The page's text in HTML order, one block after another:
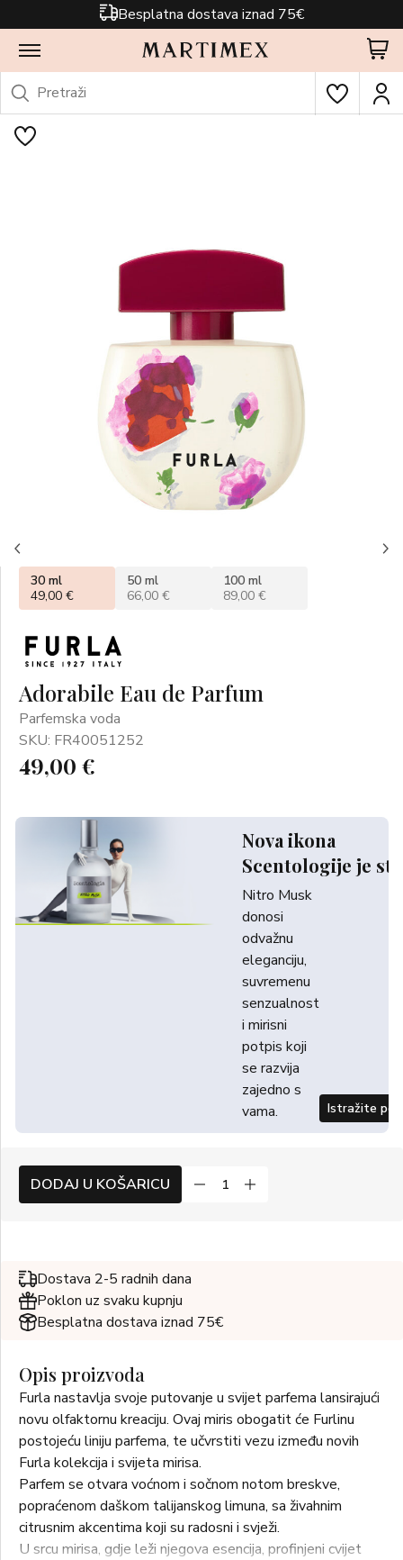
Besplatna dostava iznad 75€
Adorabile Eau de Parfum
Parfemska voda
SKU: FR40051252
49,00 €
Nova ikona
Scentologije je
Nitro Musk
donosi
odvažnu
eleganciju,
suvremenu
senzualnost
i mirisni
potpis koji
se razvija
zajedno s
vama.
Istražite
30 ml
49,00 €
50 ml
66,00 €
100 ml
89,00 €
DODAJ U KOŠARICU
Dostava 2-5 radnih dana
Poklon uz svaku kupnju
Besplatna dostava iznad 75€
Opis proizvoda
Furla nastavlja svoje putovanje u svijet parfema lansirajući
novu olfaktornu kreaciju. Ovaj miris obogatit će Furlinu
postojeću liniju parfema, te učvrstiti vezu između novih
Furla kolekcija i svijeta mirisa.
Parfem se otvara voćnom i sočnom notom breskve,
popraćenom daškom talijanskog limuna, sa živahnim
citrusnim akcentima koji su radosni i svježi.
U srcu mirisa, gdje leži njegova esencija, profinjeni cvijet